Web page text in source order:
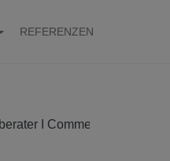
REFERENZEN
I Commercial Real